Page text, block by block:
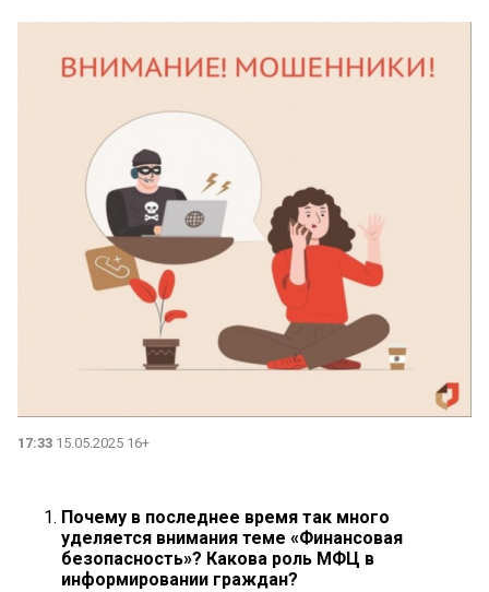
17:33 15.05.2025 16+
Почему в последнее время так много
уделяется внимания теме «Финансовая
безопасность»? Какова роль МФЦ в
информировании граждан?